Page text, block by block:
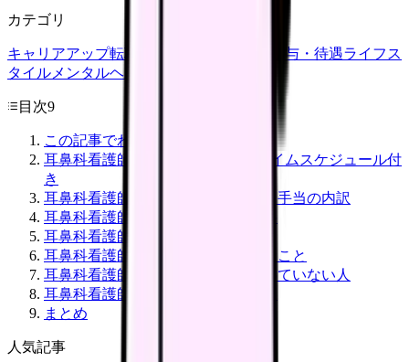
カテゴリ
キャリアアップ転職ガイド 給与・待遇ライフス
タイル メンタルヘルス
目次9
この記事でわかること
耳鼻科看護師の仕事内容｜1日のタイムスケジュール付
き
耳鼻科看護師の年収・給料｜平均と手当の内訳
耳鼻科看護師に必要なスキル・資格
耳鼻科看護師のメリット5つ
耳鼻科看護師のデメリット・大変なこと
耳鼻科看護師に向いている人・向いていない人
耳鼻科看護師への転職方法と注意点
まとめ
人気記事